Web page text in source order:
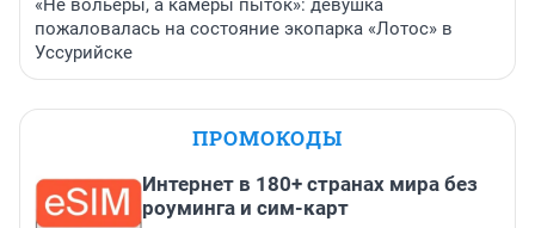
«Не вольеры, а камеры пыток»: девушка
пожаловалась на состояние экопарка «Лотос» в
Уссурийске
ПРОМОКОДЫ
Интернет в 180+ странах мира без
роуминга и сим-карт